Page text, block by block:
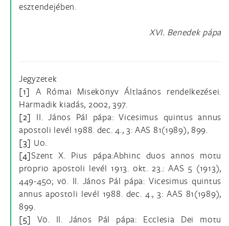
esztendejében.
XVI. Benedek pápa
Jegyzetek
[1] A Római Misekönyv Áltlaános rendelkezései.
Harmadik kiadás, 2002, 397.
[2] II. János Pál pápa: Vicesimus quintus annus
apostoli levél 1988. dec. 4., 3: AAS 81(1989), 899.
[3] Uo.
[4]Szent X. Pius pápa:Abhinc duos annos motu
proprio apostoli levél 1913. okt. 23.: AAS 5 (1913),
449-450; vö. II. János Pál pápa: Vicesimus quintus
annus apostoli levél 1988. dec. 4., 3: AAS 81(1989),
899.
[5] Vö. II. János Pál pápa: Ecclesia Dei motu